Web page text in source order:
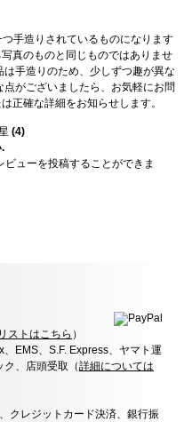
手造りされているものになります
真のものと同じものではありませ
手造りのため、少しずつ趣が異な
がございましたら、お気軽にお問
正確な詳細をお知らせします。
(4)
ューを投稿することができま
ストはこちら ）
、EMS、S.F. Express、ヤマト運
ク、店頭受取（詳細については
クレジットカード決済、銀行振